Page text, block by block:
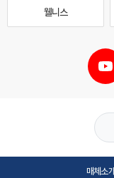
웰니스
매체소개